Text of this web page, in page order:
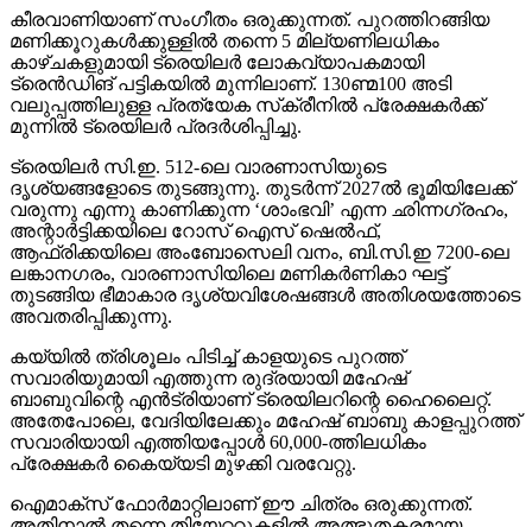
കീരവാണിയാണ് സംഗീതം ഒരുക്കുന്നത്. പുറത്തിറങ്ങിയ
മണിക്കൂറുകള്‍ക്കുള്ളില്‍ തന്നെ 5 മില്യണിലധികം
കാഴ്ചകളുമായി ട്രെയിലര്‍ ലോകവ്യാപകമായി
ട്രെന്‍ഡിങ് പട്ടികയില്‍ മുന്നിലാണ്. 130ണ്മ100 അടി
വലുപ്പത്തിലുള്ള പ്രത്യേക സ്‌ക്രീനില്‍ പ്രേക്ഷകര്‍ക്ക്
മുന്നില്‍ ട്രെയിലര്‍ പ്രദര്‍ശിപ്പിച്ചു.
ട്രെയിലര്‍ സി.ഇ. 512-ലെ വാരണാസിയുടെ
ദൃശ്യങ്ങളോടെ തുടങ്ങുന്നു. തുടര്‍ന്ന് 2027ല്‍ ഭൂമിയിലേക്ക്
വരുന്നു എന്നു കാണിക്കുന്ന ‘ശാംഭവി’ എന്ന ഛിന്നഗ്രഹം,
അന്റാര്‍ട്ടിക്കയിലെ റോസ് ഐസ് ഷെല്‍ഫ്,
ആഫ്രിക്കയിലെ അംബോസെലി വനം, ബി.സി.ഇ 7200-ലെ
ലങ്കാനഗരം, വാരണാസിയിലെ മണികര്‍ണികാ ഘട്ട്
തുടങ്ങിയ ഭീമാകാര ദൃശ്യവിശേഷങ്ങള്‍ അതിശയത്തോടെ
അവതരിപ്പിക്കുന്നു.
കയ്യില്‍ ത്രിശൂലം പിടിച്ച് കാളയുടെ പുറത്ത്
സവാരിയുമായി എത്തുന്ന രുദ്രയായി മഹേഷ്
ബാബുവിന്റെ എന്‍ട്രിയാണ് ട്രെയിലറിന്റെ ഹൈലൈറ്റ്.
അതേപോലെ, വേദിയിലേക്കും മഹേഷ് ബാബു കാളപ്പുറത്ത്
സവാരിയായി എത്തിയപ്പോള്‍ 60,000-ത്തിലധികം
പ്രേക്ഷകര്‍ കൈയ്യടി മുഴക്കി വരവേറ്റു.
ഐമാക്‌സ് ഫോര്‍മാറ്റിലാണ് ഈ ചിത്രം ഒരുക്കുന്നത്.